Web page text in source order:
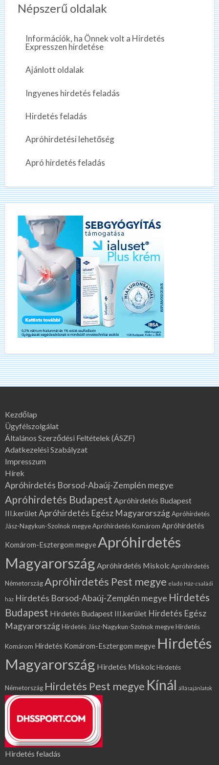
Népszerű oldalak
Információk, ha Önnek volt a Hirdetés
Expresszen hirdetése
Ajánlott oldalak
Ingyenes hirdetés feladás
Hirdetés feladás
Apróhirdetési lehetőség
Apró hirdetés feladás
Kezdőlap
Ügyfélszolgálat
Általános Szerződési Feltételek (ÁSZF)
Adatkezelési Szabályzat
Impresszum
Hírek
Apróhirdetés Borsod-Abaúj-Zemplén megye
Apróhirdetés Budapest Apróhirdetés Budapest
III.kerületApróhirdetés Egész MagyarországApróhirdetés
Jász-Nagykun-Szolnok megyeApróhirdetés Komárom Apróhirdetés
Komárom-Esztergom megye Apróhirdetés
Magyarország Apróhirdetés MiskolcApróhirdetés
NémetországApróhirdetés Pest megye eladó Ház-családi
ház Hirdetés Borsod-Abaúj-Zemplén megye Hirdetés
Budapest Hirdetés Budapest III.kerület Hirdetés Egész
MagyarországHirdetés Jász-Nagykun-Szolnok megyeHirdetés
Komárom Hirdetés Komárom-Esztergom megye Hirdetés
Magyarország Hirdetés MiskolcHirdetés
Németország Hirdetés Pest megye Kínál állásajánlatok
Hirdetés feladás